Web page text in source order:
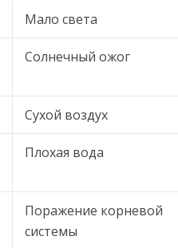
Мало света
Солнечный ожог
Сухой воздух
Плохая вода
Поражение корневой
системы